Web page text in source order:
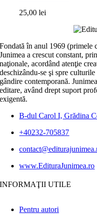
25,00lei
Fondată în anul 1969 (primele
Junimea a crescut constant,
naţionale, acordând atenţie
deschizându-se şi spre
gândire contemporană.
editare, având drept suport
exigentă.
B-dul Carol I, Grădina
+40232-705837
www.EdituraJunimea.ro
INFORMAŢII UTILE
Pentru autori